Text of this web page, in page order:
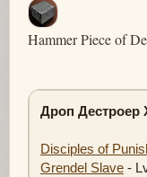
Hammer Piece of
Дроп Дестроер
Disciples of
Grendel Slave -